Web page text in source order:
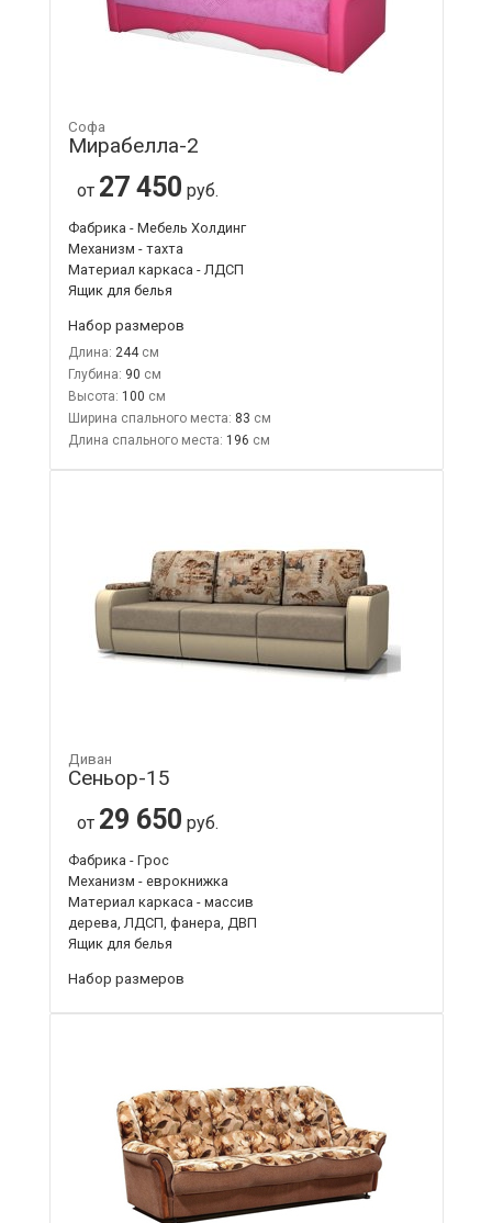
Софа
Мирабелла-2
от 27 450 руб.
Фабрика - Мебель Холдинг
Механизм - тахта
Материал каркаса - ЛДСП
Ящик для белья
Набор размеров
Длина: 244
Глубина: 90
Высота: 100
Ширина спального места: 83
Длина спального места: 196
Диван
Сеньор-15
от 29 650 руб.
Фабрика - Грос
Механизм - еврокнижка
Материал каркаса - массив
дерева, ЛДСП, фанера, ДВП
Ящик для белья
Набор размеров